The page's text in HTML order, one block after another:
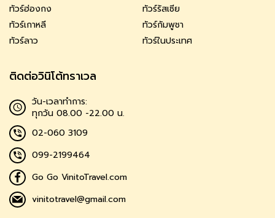
ทัวร์ฮ่องกง
ทัวร์รัสเซีย
ทัวร์เกาหลี
ทัวร์กัมพูชา
ทัวร์ลาว
ทัวร์ในประเทศ
ติดต่อวินิโต้ทราเวล
วัน-เวลาทำการ:
ทุกวัน 08.00 -22.00 น.
02-060 3109
099-2199464
Go Go VinitoTravel.com
vinitotravel@gmail.com